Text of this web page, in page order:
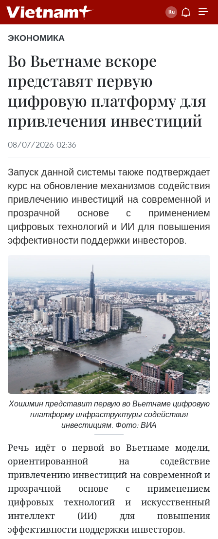
ЭКОНОМИКА
Во Вьетнаме вскоре
представят первую
цифровую платформу для
привлечения инвестиций
08/07/2026 02:36
Запуск данной системы также подтверждает
курс на обновление механизмов содействия
привлечению инвестиций на современной и
прозрачной основе с применением
цифровых технологий и ИИ для повышения
эффективности поддержки инвесторов.
Хошимин представит первую во Вьетнаме цифровую
платформу инфраструктуры содействия
инвестициям. Фото: ВИА
Речь идёт о первой во Вьетнаме модели,
ориентированной на содействие
привлечению инвестиций на современной и
прозрачной основе с применением
цифровых технологий и искусственный
интеллект (ИИ) для повышения
эффективности поддержки инвесторов.